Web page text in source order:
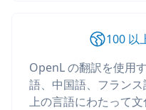
100 以
OpenL の翻訳を使用
語、中国語、フラン
上の言語にわたって